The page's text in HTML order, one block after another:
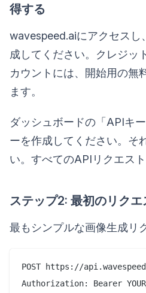
得する
wavespeed.aiにアクセスし
成してください。クレジッ
カウントには、開始用の無
ます。
ダッシュボードの「APIキ
ーを作成してください。そ
い。すべてのAPIリクエスト
ステップ2: 最初のリク
最もシンプルな画像生成リ
POST https://
Authorization: Bearer